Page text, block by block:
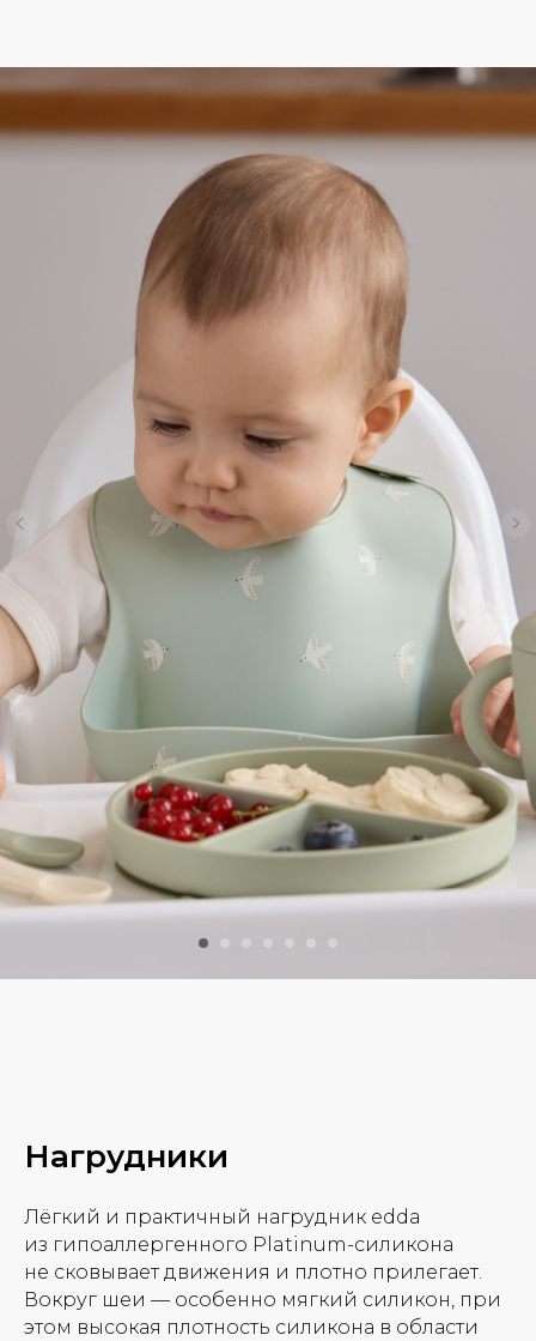
Нагрудники
Лёгкий и практичный нагрудник edda
из гипоаллергенного Platinum-силикона
не сковывает движения и плотно прилегает.
Вокруг шеи — особенно мягкий силикон, при
этом высокая плотность силикона в области